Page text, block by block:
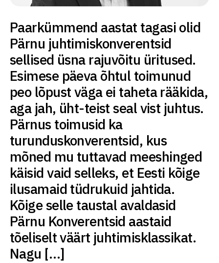
Paarkümmend aastat tagasi olid
Pärnu juhtimiskonverentsid
sellised üsna rajuvõitu üritused.
Esimese päeva õhtul toimunud
peo lõpust väga ei taheta rääkida,
aga jah, üht-teist seal vist juhtus.
Pärnus toimusid ka
turunduskonverentsid, kus
mõned mu tuttavad meeshinged
käisid vaid selleks, et Eesti kõige
ilusamaid tüdrukuid jahtida.
Kõige selle taustal avaldasid
Pärnu Konverentsid aastaid
tõeliselt väärt juhtimisklassikat.
Nagu […]